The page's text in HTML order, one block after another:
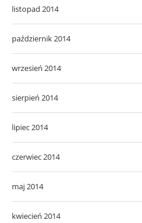
listopad 2014
październik 2014
wrzesień 2014
sierpień 2014
lipiec 2014
czerwiec 2014
maj 2014
kwiecień 2014